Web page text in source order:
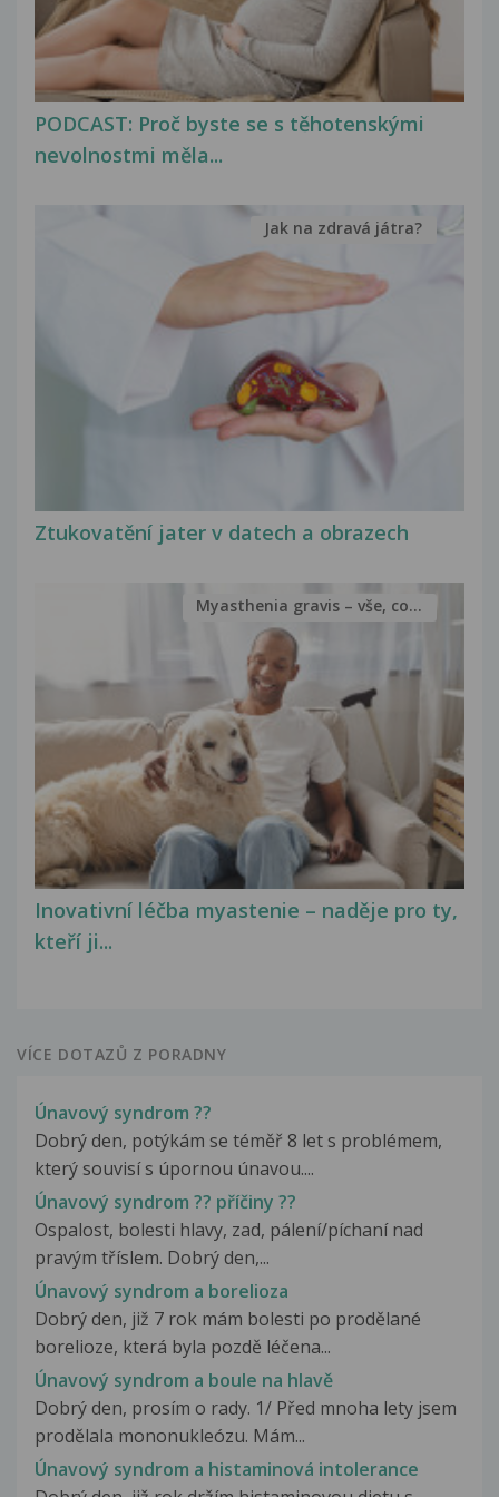
PODCAST: Proč byste se s těhotenskými
nevolnostmi měla...
Ztukovatění jater v datech a obrazech
Jak na zdravá játra?
Inovativní léčba myastenie – naděje pro ty,
kteří ji...
Myasthenia gravis – vše, co...
VÍCE DOTAZŮ Z PORADNY
Únavový syndrom ??
Dobrý den, potýkám se téměř 8 let s problémem,
který souvisí s úpornou únavou....
Únavový syndrom ?? příčiny ??
Ospalost, bolesti hlavy, zad, pálení/píchaní nad
pravým tříslem. Dobrý den,...
Únavový syndrom a borelioza
Dobrý den, již 7 rok mám bolesti po prodělané
borelioze, která byla pozdě léčena...
Únavový syndrom a boule na hlavě
Dobrý den, prosím o rady. 1/ Před mnoha lety jsem
prodělala mononukleózu. Mám...
Únavový syndrom a histaminová intolerance